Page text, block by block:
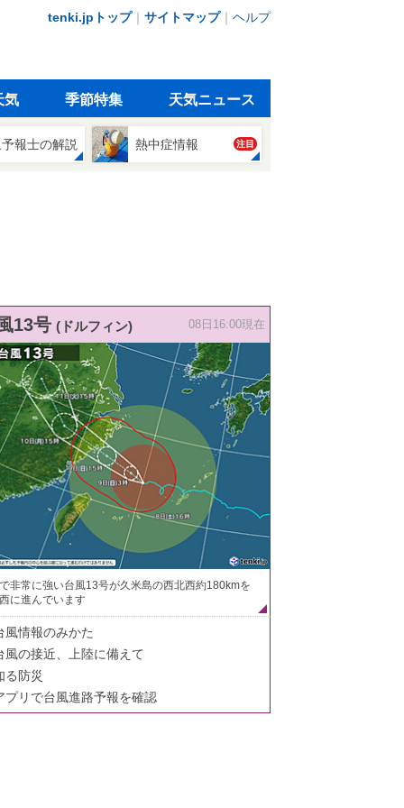
tenki.jpトップ｜ サイトマップ｜ ヘルプ
気 季節特集 天気ニュース
報士の解説 熱中症情報 注目
13号 (ドルフィン) 08日16:00現在
非常に強い台風13号が久米島の西北西約180kmを
に進んでいます
風情報のみかた
風の接近、上陸に備えて
る防災
プリで台風進路予報を確認